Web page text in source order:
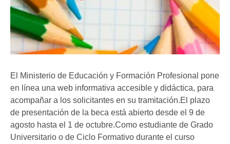
El Ministerio de Educación y Formación Profesional pone
en línea una web informativa accesible y didáctica, para
acompañar a los solicitantes en su tramitación.El plazo
de presentación de la beca está abierto desde el 9 de
agosto hasta el 1 de octubre.Como estudiante de Grado
Universitario o de Ciclo Formativo durante el curso